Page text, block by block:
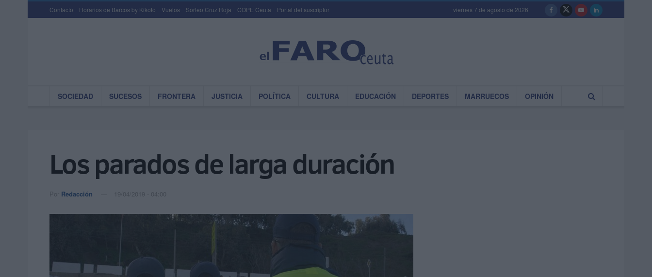
Contacto Horarios de Barcos by Kikoto Vuelos Sorteo Cruz Roja COPE Ceuta Portal del suscriptor viernes 7 de agosto de 2026
SOCIEDAD SUCESOS FRONTERA JUSTICIA POLÍTICA CULTURA EDUCACIÓN DEPORTES MARRUECOS OPINIÓN
Los parados de larga duración
Por Redacción 19/04/2019 - 04:00